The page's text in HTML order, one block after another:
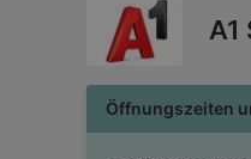
A1
Öffnungszeiten